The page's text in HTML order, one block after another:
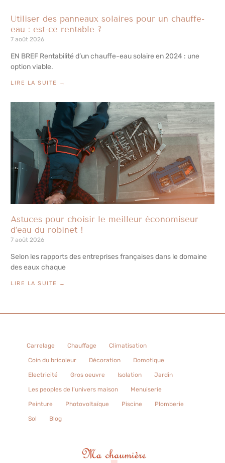
Utiliser des panneaux solaires pour un chauffe-
eau : est-ce rentable ?
7 août 2026
EN BREF Rentabilité d’un chauffe-eau solaire en 2024 : une
option viable.
LIRE LA SUITE →
Astuces pour choisir le meilleur économiseur
d’eau du robinet !
7 août 2026
Selon les rapports des entreprises françaises dans le domaine
des eaux chaque
LIRE LA SUITE →
Carrelage Chauffage Climatisation
Coin du bricoleur Décoration Domotique
Electricité Gros oeuvre Isolation Jardin
Les peoples de l’univers maison Menuiserie
Peinture Photovoltaïque Piscine Plomberie
Sol Blog